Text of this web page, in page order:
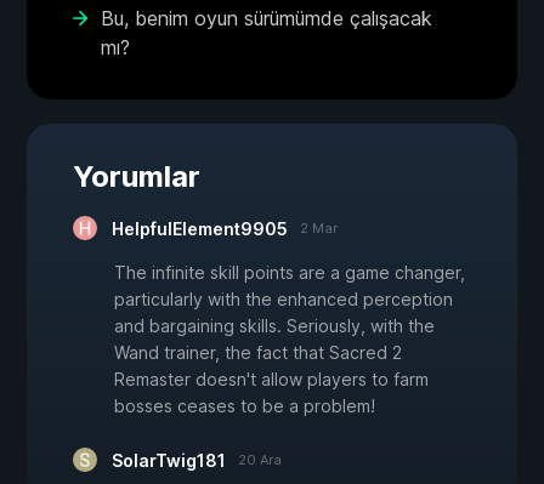
Bu, benim oyun sürümümde çalışacak
mı?
Yorumlar
HelpfulElement9905 2 Mar
The infinite skill points are a game changer,
particularly with the enhanced perception
and bargaining skills. Seriously, with the
Wand trainer, the fact that Sacred 2
Remaster doesn't allow players to farm
bosses ceases to be a problem!
SolarTwig181 20 Ara